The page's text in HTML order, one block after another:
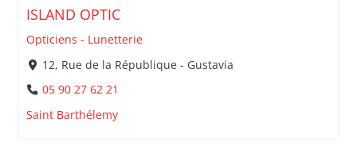
ISLAND OPTIC
Opticiens - Lunetterie
12, Rue de la République - Gustavia
05 90 27 62 21
Saint Barthélemy